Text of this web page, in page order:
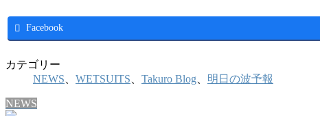
Facebook
カテゴリー
NEWS
WETSUITS Takuro Blog 明日の波予報
NEWS